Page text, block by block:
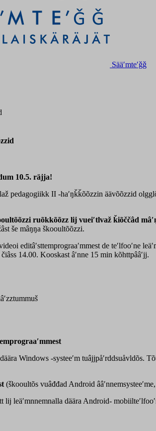
Sääʹmteʹǧǧ
10.5. räjja!
pedagogiikk II -haʹŋǩǩõõzzin äävõõzzid
ruõkkõõzz lij vueiʹtlvaž ǩiõččâd
še mâŋŋa škooultõõzzi.
editâʹsttemprograaʹmmest de teʹlfooʹne
14.00. Kooskast âʹnne 15 min kõhttpââʹjj.
Windows -systeeʹm tuâjjpåʹrddsuåvldõs.
(škooultõs vuâđđad Android
leäʹmnnemnalla däära Android-